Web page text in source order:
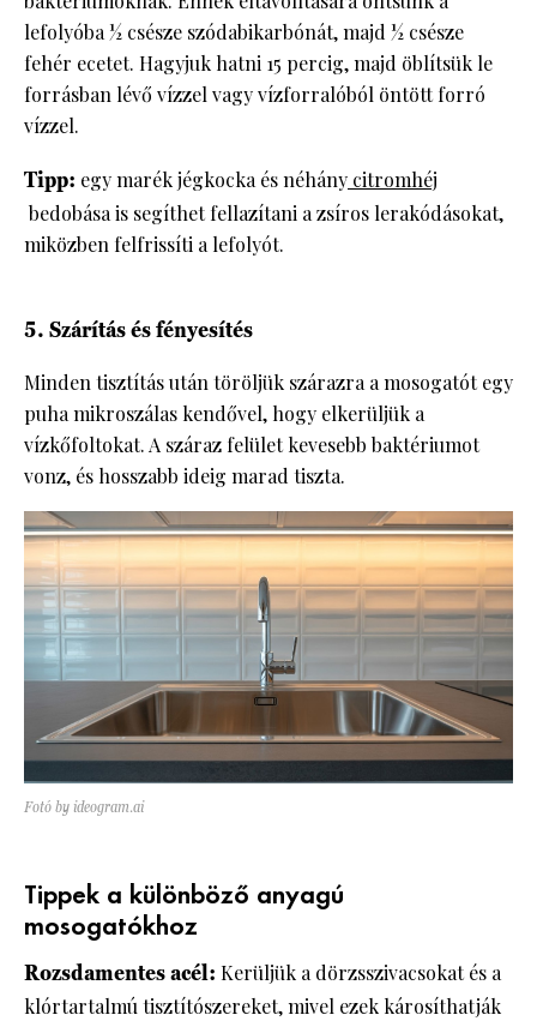
lefolyóba ½ csésze szódabikarbónát, majd ½ csésze
fehér ecetet. Hagyjuk hatni 15 percig, majd öblítsük le
forrásban lévő vízzel vagy vízforralóból öntött forró
vízzel.
Tipp: egy marék jégkocka és néhány citromhéj
bedobása is segíthet fellazítani a zsíros lerakódásokat,
miközben felfrissíti a lefolyót.
5. Szárítás és fényesítés
Minden tisztítás után töröljük szárazra a mosogatót egy
puha mikroszálas kendővel, hogy elkerüljük a
vízkőfoltokat. A száraz felület kevesebb baktériumot
vonz, és hosszabb ideig marad tiszta.
Fotó by ideogram.ai
Tippek a különböző anyagú
mosogatókhoz
Rozsdamentes acél: Kerüljük a dörzsszivacsokat és a
klórtartalmú tisztítószereket, mivel ezek károsíthatják